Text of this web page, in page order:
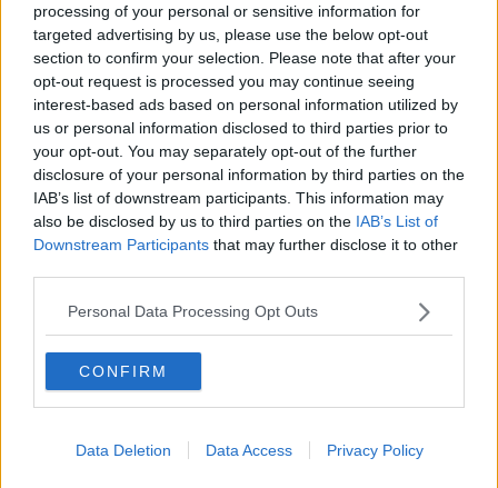
processing of your personal or sensitive information for
targeted advertising by us, please use the below opt-out
section to confirm your selection. Please note that after your
opt-out request is processed you may continue seeing
interest-based ads based on personal information utilized by
us or personal information disclosed to third parties prior to
your opt-out. You may separately opt-out of the further
disclosure of your personal information by third parties on the
IAB’s list of downstream participants. This information may
also be disclosed by us to third parties on the IAB’s List of
Downstream Participants that may further disclose it to other
Personal Data Processing Opt Outs
CONFIRM
Data Deletion Data Access Privacy Policy
Regionali 2020 - Giani è il nuovo presidente della
Toscana
Covid, 287 casi in più in provincia
Nel Pisano altri quattro morti e 347 positivi
Coronavirus, nuovi casi in calo ma altri 4 decessi
Nel Pisano due morti e 285 nuovi positivi
Covid-19, altri otto decessi in provincia di Pisa
Coronavirus nel Pisano, calo di contagi e 6 morti
Covid, nuovi casi sotto quota cento, otto decessi
Covid, nel Pisano altri 5 morti e 187 positivi
In provincia di Pisa sei morti e 179 nuovi casi